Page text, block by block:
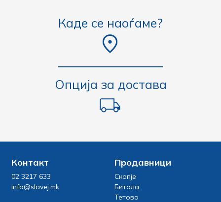
Каде се наоѓаме?
Опција за достава
Контакт
02 3217 633
info@slavej.mk
Продавници
Скопје
Битола
Тетово